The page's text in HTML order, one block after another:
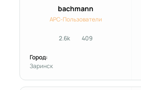
bachmann
APC-Пользователи
2.6kсообщения
409Репутация
Город:
Заринск